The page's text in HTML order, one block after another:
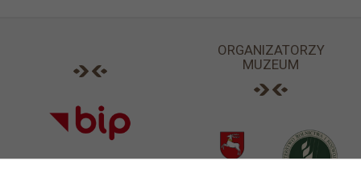
ORGANIZATORZY
MUZEUM